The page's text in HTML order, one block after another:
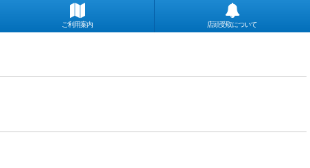
ご利用案内 店頭受取について